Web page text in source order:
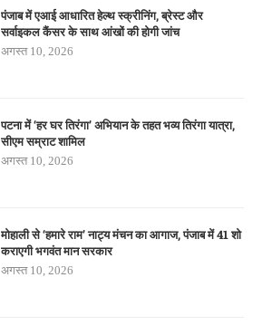
पंजाब में एआई आधारित हेल्थ स्क्रीनिंग, ब्रेस्ट और
सर्वाइकल कैंसर के साथ आंखों की होगी जांच
अगस्त 10, 2026
पटना में ‘हर घर तिरंगा’ अभियान के तहत भव्य तिरंगा यात्रा,
सीएम सम्राट शामिल
अगस्त 10, 2026
मोहाली से ‘हमारे राम’ नाट्य मंचन का आगाज, पंजाब में 41 शो
कराएगी भगवंत मान सरकार
अगस्त 10, 2026